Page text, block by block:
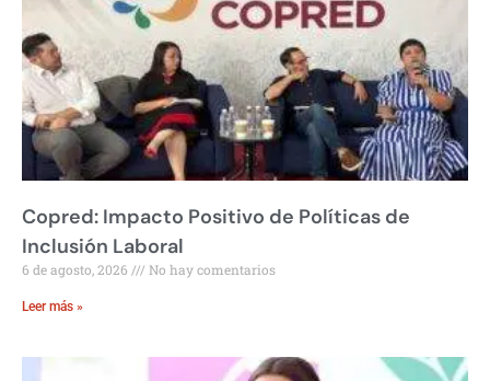
Copred: Impacto Positivo de Políticas de
Inclusión Laboral
6 de agosto, 2026 No hay comentarios
Leer más »